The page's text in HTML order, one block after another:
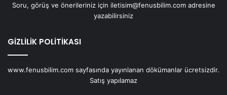
Soru, görüş ve önerileriniz için iletisim@fenusbilim.com adresine
yazabilirsiniz
GİZLİLİK POLİTİKASI
www.fenusbilim.com sayfasında yayınlanan dökümanlar ücretsizdir.
Satış yapılamaz